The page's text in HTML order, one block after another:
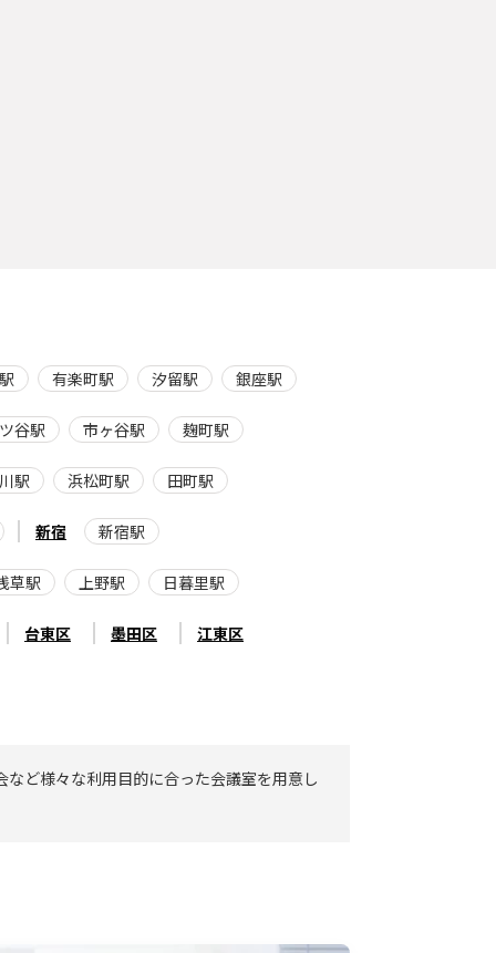
有楽町駅 汐留駅 銀座駅
谷駅 市ヶ谷駅 麹町駅
駅 浜松町駅 田町駅
新宿 新宿駅
草駅 上野駅 日暮里駅
台東区 墨田区 江東区
ど様々な利用目的に合った会議室を用意し